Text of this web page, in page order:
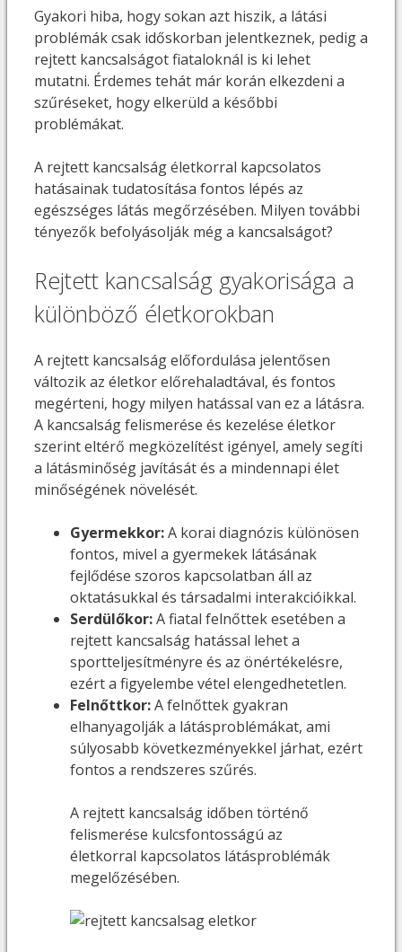
Gyakori hiba, hogy sokan azt hiszik, a látási
problémák csak időskorban jelentkeznek, pedig a
rejtett kancsalságot fiataloknál is ki lehet
mutatni. Érdemes tehát már korán elkezdeni a
szűréseket, hogy elkerüld a későbbi
problémákat.
A rejtett kancsalság életkorral kapcsolatos
hatásainak tudatosítása fontos lépés az
egészséges látás megőrzésében. Milyen további
tényezők befolyásolják még a kancsalságot?
Rejtett kancsalság gyakorisága a
különböző életkorokban
A rejtett kancsalság előfordulása jelentősen
változik az életkor előrehaladtával, és fontos
megérteni, hogy milyen hatással van ez a látásra.
A kancsalság felismerése és kezelése életkor
szerint eltérő megközelítést igényel, amely segíti
a látásminőség javítását és a mindennapi élet
minőségének növelését.
Gyermekkor:A korai diagnózis különösen
fontos, mivel a gyermekek látásának
fejlődése szoros kapcsolatban áll az
oktatásukkal és társadalmi interakcióikkal.
Serdülőkor:A fiatal felnőttek esetében a
rejtett kancsalság hatással lehet a
sportteljesítményre és az önértékelésre,
ezért a figyelembe vétel elengedhetetlen.
Felnőttkor:A felnőttek gyakran
elhanyagolják a látásproblémákat, ami
súlyosabb következményekkel járhat, ezért
fontos a rendszeres szűrés.
A rejtett kancsalság időben történő
felismerése kulcsfontosságú az
életkorral kapcsolatos látásproblémák
megelőzésében.